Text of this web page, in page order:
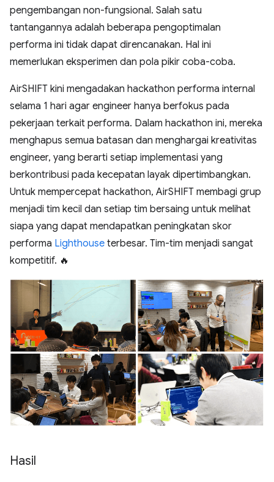
pengembangan non-fungsional. Salah satu
tantangannya adalah beberapa pengoptimalan
performa ini tidak dapat direncanakan. Hal ini
memerlukan eksperimen dan pola pikir coba-coba.
AirSHIFT kini mengadakan hackathon performa internal
selama 1 hari agar engineer hanya berfokus pada
pekerjaan terkait performa. Dalam hackathon ini, mereka
menghapus semua batasan dan menghargai kreativitas
engineer, yang berarti setiap implementasi yang
berkontribusi pada kecepatan layak dipertimbangkan.
Untuk mempercepat hackathon, AirSHIFT membagi grup
menjadi tim kecil dan setiap tim bersaing untuk melihat
siapa yang dapat mendapatkan peningkatan skor
performa Lighthouse terbesar. Tim-tim menjadi sangat
kompetitif. 🔥
Hasil